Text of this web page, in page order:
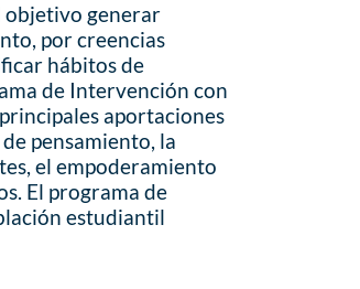
objetivo generar
por creencias
hábitos de
de Intervención con
aportaciones
pensamiento, la
el empoderamiento
El programa de
estudiantil